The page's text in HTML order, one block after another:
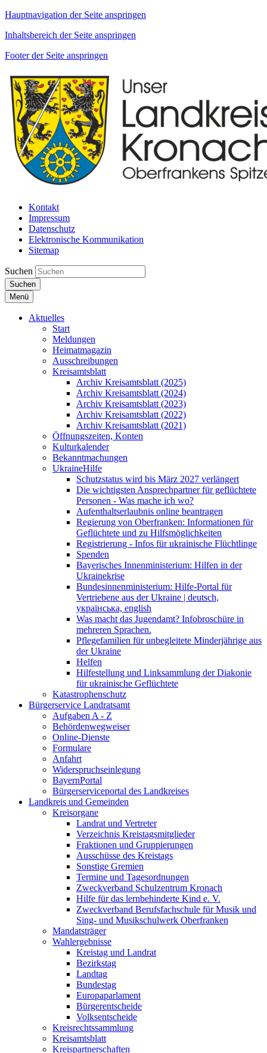
Hauptnavigation der Seite anspringen
Inhaltsbereich der Seite anspringen
Footer der Seite anspringen
Kontakt
Impressum
Datenschutz
Elektronische Kommunikation
Sitemap
Suchen
Suchen
Menü
Aktuelles
Start
Meldungen
Heimatmagazin
Ausschreibungen
Kreisamtsblatt
Archiv Kreisamtsblatt (2025)
Archiv Kreisamtsblatt (2024)
Archiv Kreisamtsblatt (2023)
Archiv Kreisamtsblatt (2022)
Archiv Kreisamtsblatt (2021)
Öffnungszeiten, Konten
Kulturkalender
Bekanntmachungen
UkraineHilfe
Schutzstatus wird bis März 2027 verlängert
Die wichtigsten Ansprechpartner für geflüchtete
Personen - Was mache ich wo?
Aufenthaltserlaubnis online beantragen
Regierung von Oberfranken: Informationen für
Geflüchtete und zu Hilfsmöglichkeiten
Registrierung - Infos für ukrainische Flüchtlinge
Spenden
Bayerisches Innenministerium: Hilfen in der
Ukrainekrise
Bundesinnenministerium: Hilfe-Portal für
Vertriebene aus der Ukraine | deutsch,
українська, english
Was macht das Jugendamt? Infobroschüre in
mehreren Sprachen.
Pflegefamilien für unbegleitete Minderjährige aus
der Ukraine
Helfen
Hilfestellung und Linksammlung der Diakonie
für ukrainische Geflüchtete
Katastrophenschutz
Bürgerservice Landratsamt
Aufgaben A - Z
Behördenwegweiser
Online-Dienste
Formulare
Anfahrt
Widerspruchseinlegung
BayernPortal
Bürgerserviceportal des Landkreises
Landkreis und Gemeinden
Kreisorgane
Landrat und Vertreter
Verzeichnis Kreistagsmitglieder
Fraktionen und Gruppierungen
Ausschüsse des Kreistags
Sonstige Gremien
Termine und Tagesordnungen
Zweckverband Schulzentrum Kronach
Hilfe für das lernbehinderte Kind e. V.
Zweckverband Berufsfachschule für Musik und
Sing- und Musikschulwerk Oberfranken
Mandatsträger
Wahlergebnisse
Kreistag und Landrat
Bezirkstag
Landtag
Bundestag
Europaparlament
Bürgerentscheide
Volksentscheide
Kreisrechtssammlung
Kreisamtsblatt
Kreispartnerschaften